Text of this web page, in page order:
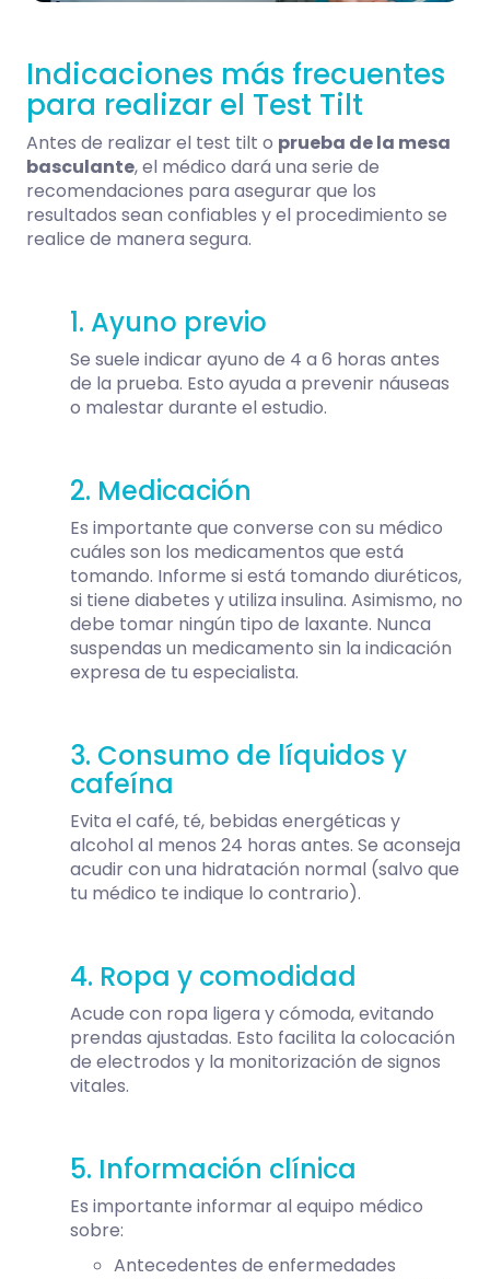
Indicaciones más frecuentes
para realizar el Test Tilt
Antes de realizar el test tilt o prueba de la mesa
basculante, el médico dará una serie de
recomendaciones para asegurar que los
resultados sean confiables y el procedimiento se
realice de manera segura.
1. Ayuno previo
Se suele indicar ayuno de 4 a 6 horas antes
de la prueba. Esto ayuda a prevenir náuseas
o malestar durante el estudio.
2. Medicación
Es importante que converse con su médico
cuáles son los medicamentos que está
tomando. Informe si está tomando diuréticos,
si tiene diabetes y utiliza insulina. Asimismo, no
debe tomar ningún tipo de laxante. Nunca
suspendas un medicamento sin la indicación
expresa de tu especialista.
3. Consumo de líquidos y
cafeína
Evita el café, té, bebidas energéticas y
alcohol al menos 24 horas antes. Se aconseja
acudir con una hidratación normal (salvo que
tu médico te indique lo contrario).
4. Ropa y comodidad
Acude con ropa ligera y cómoda, evitando
prendas ajustadas. Esto facilita la colocación
de electrodos y la monitorización de signos
vitales.
5. Información clínica
Es importante informar al equipo médico
sobre:
Antecedentes de enfermedades